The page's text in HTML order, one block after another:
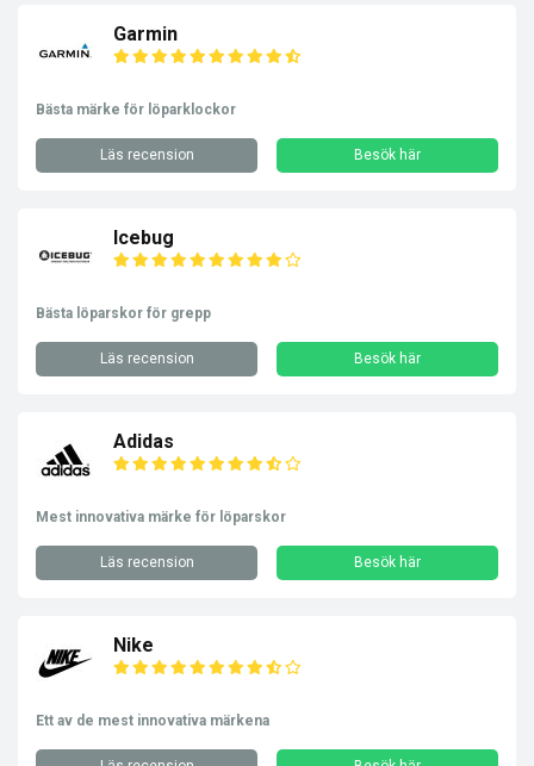
Garmin
Bästa märke för löparklockor
Läs recension Besök här
Icebug
Bästa löparskor för grepp
Läs recension Besök här
Adidas
Mest innovativa märke för löparskor
Läs recension Besök här
Nike
Ett av de mest innovativa märkena